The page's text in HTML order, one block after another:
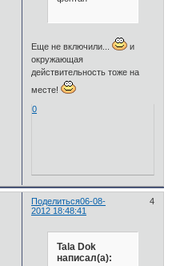
Еще не включили...
и
окружающая
действительность тоже на
месте!
0
Поделиться 4
06-08-
2012 18:48:41
Tala Dok
написал(а):